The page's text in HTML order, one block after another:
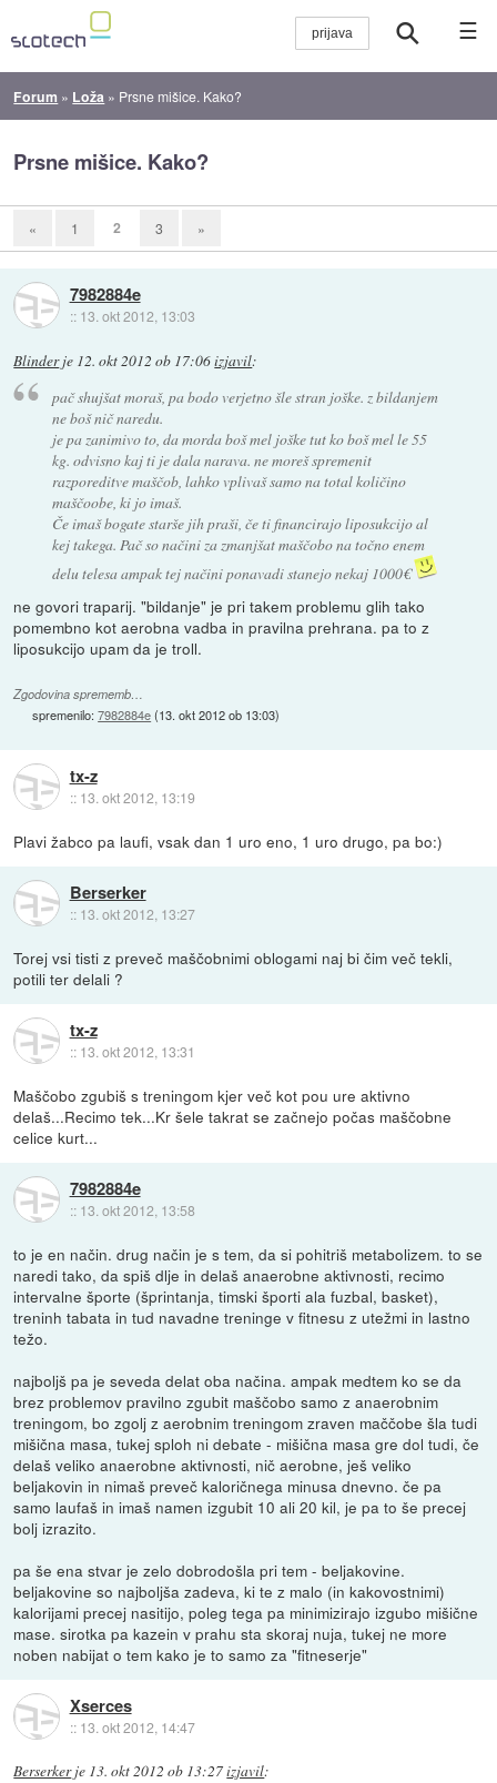
☰
Forum » Loža » Prsne mišice. Kako?
Prsne mišice. Kako?
« 1 2 3 »
7982884e
:: 13. okt 2012, 13:03
Blinderje 12. okt 2012 ob 17:06izjavil:
pač shujšat moraš, pa bodo verjetno šle stran joške. z bildanjem
ne boš nič naredu.
je pa zanimivo to, da morda boš mel joške tut ko boš mel le 55
kg. odvisno kaj ti je dala narava. ne moreš spremenit
razporeditve maščob, lahko vplivaš samo na total količino
maščoobe, ki jo imaš.
Če imaš bogate starše jih praši, če ti financirajo liposukcijo al
kej takega. Pač so načini za zmanjšat maščobo na točno enem
delu telesa ampak tej načini ponavadi stanejo nekaj 1000€
ne govori traparij. "bildanje" je pri takem problemu glih tako
pomembno kot aerobna vadba in pravilna prehrana. pa to z
liposukcijo upam da je troll.
Zgodovina sprememb…
spremenilo:7982884e(13. okt 2012 ob 13:03)
tx-z
:: 13. okt 2012, 13:19
Plavi žabco pa laufi, vsak dan 1 uro eno, 1 uro drugo, pa bo:)
Berserker
:: 13. okt 2012, 13:27
Torej vsi tisti z preveč maščobnimi oblogami naj bi čim več tekli,
potili ter delali ?
tx-z
:: 13. okt 2012, 13:31
Maščobo zgubiš s treningom kjer več kot pou ure aktivno
delaš...Recimo tek...Kr šele takrat se začnejo počas maščobne
celice kurt...
7982884e
:: 13. okt 2012, 13:58
to je en način. drug način je s tem, da si pohitriš metabolizem. to se
naredi tako, da spiš dlje in delaš anaerobne aktivnosti, recimo
intervalne športe (šprintanja, timski športi ala fuzbal, basket),
treninh tabata in tud navadne treninge v fitnesu z utežmi in lastno
težo.
najboljš pa je seveda delat oba načina. ampak medtem ko se da
brez problemov pravilno zgubit maščobo samo z anaerobnim
treningom, bo zgolj z aerobnim treningom zraven maččobe šla tudi
mišična masa, tukej sploh ni debate - mišična masa gre dol tudi, če
delaš veliko anaerobne aktivnosti, nič aerobne, ješ veliko
beljakovin in nimaš preveč kaloričnega minusa dnevno. če pa
samo laufaš in imaš namen izgubit 10 ali 20 kil, je pa to še precej
bolj izrazito.
pa še ena stvar je zelo dobrodošla pri tem - beljakovine.
beljakovine so najboljša zadeva, ki te z malo (in kakovostnimi)
kalorijami precej nasitijo, poleg tega pa minimizirajo izgubo mišične
mase. sirotka pa kazein v prahu sta skoraj nuja, tukej ne more
noben nabijat o tem kako je to samo za "fitneserje"
Xserces
:: 13. okt 2012, 14:47
Berserkerje 13. okt 2012 ob 13:27izjavil: